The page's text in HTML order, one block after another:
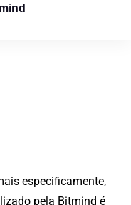
especificamente,
pela Bitmind é